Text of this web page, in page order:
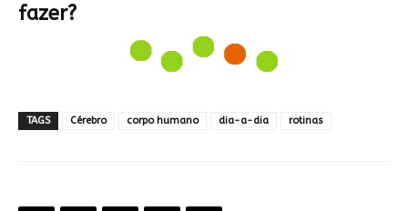
fazer?
TAGS Cérebro corpo humano dia-a-dia rotinas